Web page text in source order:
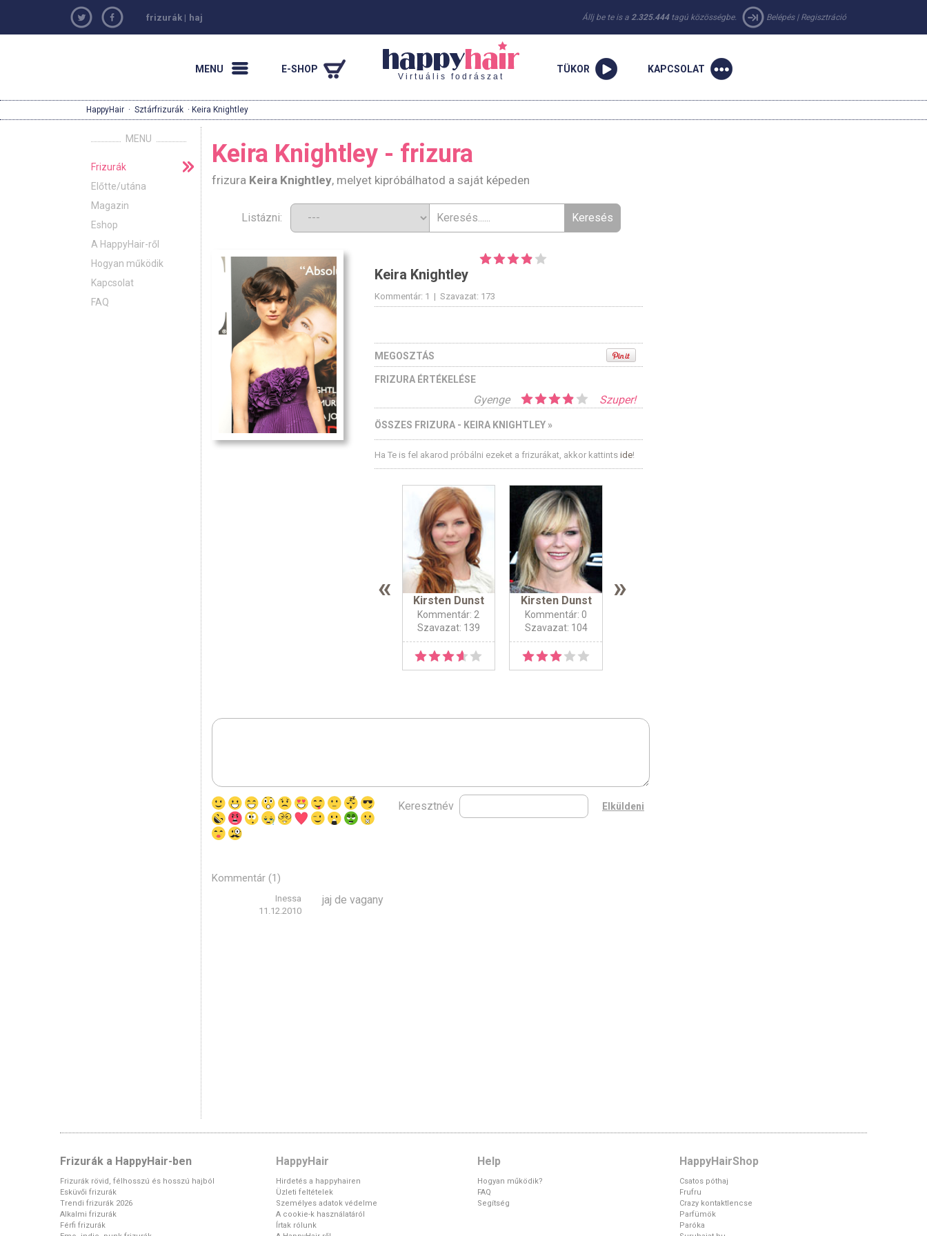
frizurák | haj Állj be te is a 2.325.444tagú közösségbe. Belépés| Regisztráció
MENU E-SHOP
Virtuális fodrászat
TÜKOR KAPCSOLAT
HappyHair · Sztárfrizurák · Keira Knightley
MENU
Frizurák
Előtte/utána
Magazin
Eshop
A HappyHair-ről
Hogyan működik
Kapcsolat
FAQ
Keira Knightley - frizura
frizura Keira Knightley, melyet kipróbálhatod a saját képeden
Listázni:
Keira Knightley
Kommentár: 1 | Szavazat: 173
MEGOSZTÁS
FRIZURA ÉRTÉKELÉSE
Szuper!
Gyenge
ÖSSZES FRIZURA - KEIRA KNIGHTLEY »
Ha Te is fel akarod próbálni ezeket a frizurákat, akkor kattints ide!
« Kirsten Dunst
Kommentár: 2
Szavazat: 139
Kirsten Dunst
Kommentár: 0
Szavazat: 104
»
Keresztnév
Kommentár (1)
Inessa
11.12.2010
jaj de vagany
Frizurák a HappyHair-ben
Frizurák rövid, félhosszú és hosszú hajból
Esküvői frizurák
Trendi frizurák 2026
Alkalmi frizurák
Férfi frizurák
HappyHair
Hirdetés a happyhairen
Üzleti feltételek
Személyes adatok védelme
A cookie-k használatáról
Írtak rólunk
Help
Hogyan működik?
FAQ
Segítség
HappyHairShop
Csatos póthaj
Frufru
Crazy kontaktlencse
Parfümök
Paróka